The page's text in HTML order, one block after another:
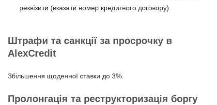
реквізити (вказати номер кредитного договору).
Штрафи та санкції за просрочку в
AlexCredit
Збільшення щоденної ставки до 3%.
Пролонгація та реструкторизація боргу